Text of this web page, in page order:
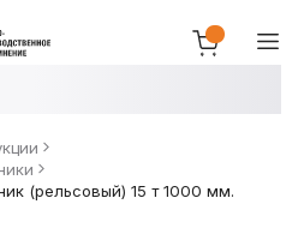
(рельсовый) 15 т 1000 мм.